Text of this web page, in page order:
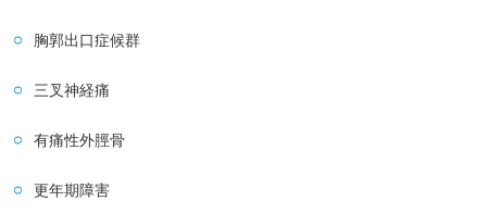
胸郭出口症候群
三叉神経痛
有痛性外脛骨
更年期障害